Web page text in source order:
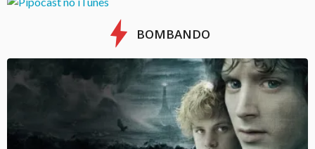
BOMBANDO